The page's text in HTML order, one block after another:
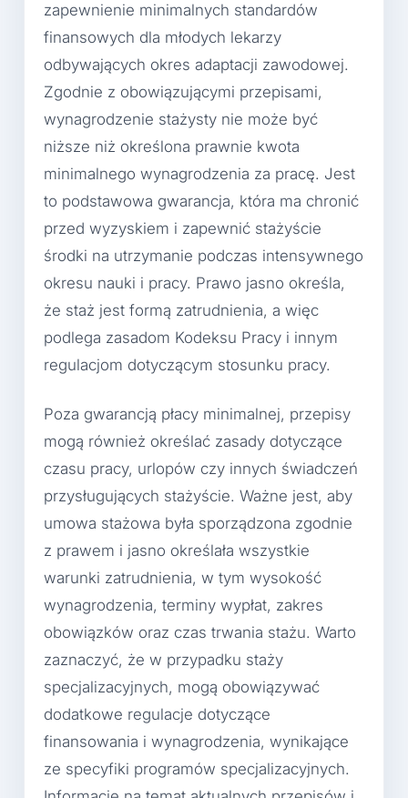
zapewnienie minimalnych standardów
finansowych dla młodych lekarzy
odbywających okres adaptacji zawodowej.
Zgodnie z obowiązującymi przepisami,
wynagrodzenie stażysty nie może być
niższe niż określona prawnie kwota
minimalnego wynagrodzenia za pracę. Jest
to podstawowa gwarancja, która ma chronić
przed wyzyskiem i zapewnić stażyście
środki na utrzymanie podczas intensywnego
okresu nauki i pracy. Prawo jasno określa,
że staż jest formą zatrudnienia, a więc
podlega zasadom Kodeksu Pracy i innym
regulacjom dotyczącym stosunku pracy.
Poza gwarancją płacy minimalnej, przepisy
mogą również określać zasady dotyczące
czasu pracy, urlopów czy innych świadczeń
przysługujących stażyście. Ważne jest, aby
umowa stażowa była sporządzona zgodnie
z prawem i jasno określała wszystkie
warunki zatrudnienia, w tym wysokość
wynagrodzenia, terminy wypłat, zakres
obowiązków oraz czas trwania stażu. Warto
zaznaczyć, że w przypadku staży
specjalizacyjnych, mogą obowiązywać
dodatkowe regulacje dotyczące
finansowania i wynagrodzenia, wynikające
ze specyfiki programów specjalizacyjnych.